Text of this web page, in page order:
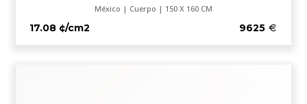
México | Cuerpo | 150 X 160 CM
17.08 ¢/cm2 9625